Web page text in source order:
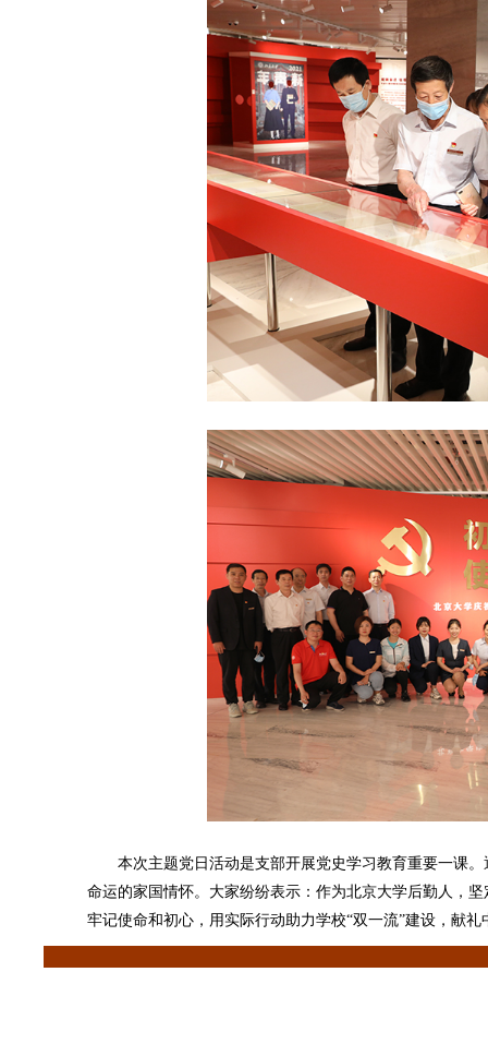
本次主题党日活动是支部开展党史学习教育重要一课。
命运的家国情怀。大家纷纷表示：作为北京大学后勤人，
牢记使命和初心，用实际行动助力学校“双一流”建设，献礼